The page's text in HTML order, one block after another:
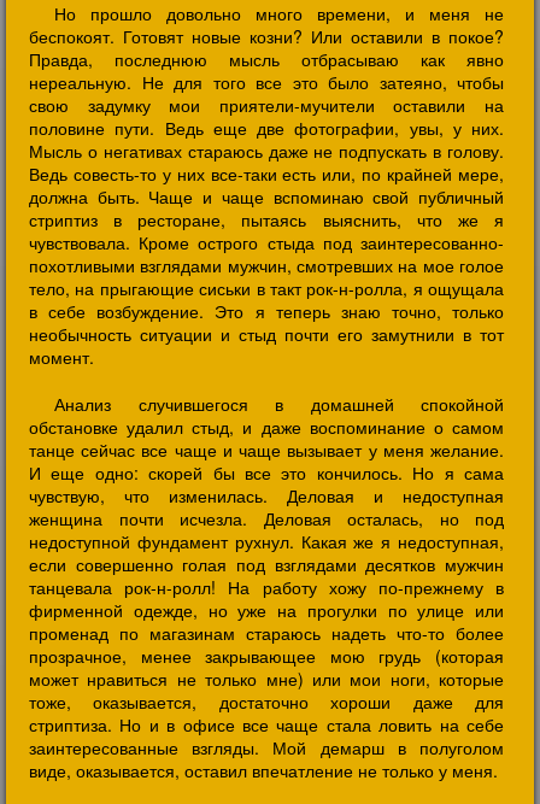
Но прошло довольно много времени, и меня не
беспокоят. Готовят новые козни? Или оставили в покое?
Правда, последнюю мысль отбрасываю как явно
нереальную. Не для того все это было затеяно, чтобы
свою задумку мои приятели-мучители оставили на
половине пути. Ведь еще две фотографии, увы, у них.
Мысль о негативах стараюсь даже не подпускать в голову.
Ведь совесть-то у них все-таки есть или, по крайней мере,
должна быть. Чаще и чаще вспоминаю свой публичный
стриптиз в ресторане, пытаясь выяснить, что же я
чувствовала. Кроме острого стыда под заинтересованно-
похотливыми взглядами мужчин, смотревших на мое голое
тело, на прыгающие сиськи в такт рок-н-ролла, я ощущала
в себе возбуждение. Это я теперь знаю точно, только
необычность ситуации и стыд почти его замутнили в тот
момент.
Анализ случившегося в домашней спокойной
обстановке удалил стыд, и даже воспоминание о самом
танце сейчас все чаще и чаще вызывает у меня желание.
И еще одно: скорей бы все это кончилось. Но я сама
чувствую, что изменилась. Деловая и недоступная
женщина почти исчезла. Деловая осталась, но под
недоступной фундамент рухнул. Какая же я недоступная,
если совершенно голая под взглядами десятков мужчин
танцевала рок-н-ролл! На работу хожу по-прежнему в
фирменной одежде, но уже на прогулки по улице или
променад по магазинам стараюсь надеть что-то более
прозрачное, менее закрывающее мою грудь (которая
может нравиться не только мне) или мои ноги, которые
тоже, оказывается, достаточно хороши даже для
стриптиза. Но и в офисе все чаще стала ловить на себе
заинтересованные взгляды. Мой демарш в полуголом
виде, оказывается, оставил впечатление не только у меня.